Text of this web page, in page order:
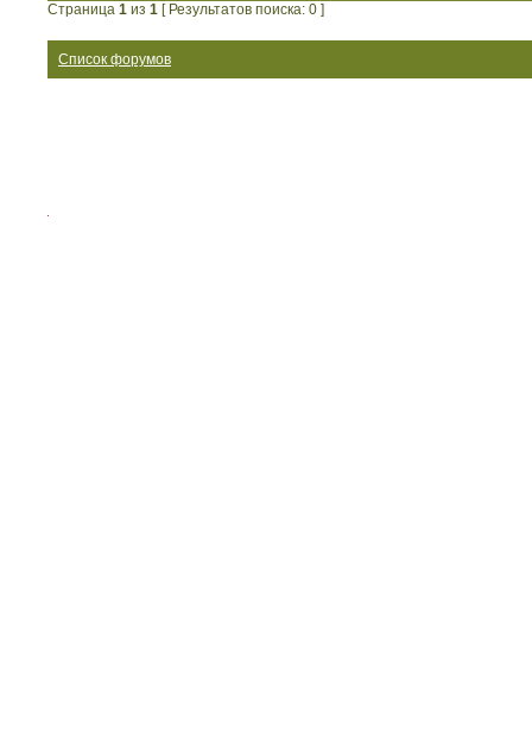
Страница 1 из 1 [ Результатов поиска: 0 ]
Список форумов